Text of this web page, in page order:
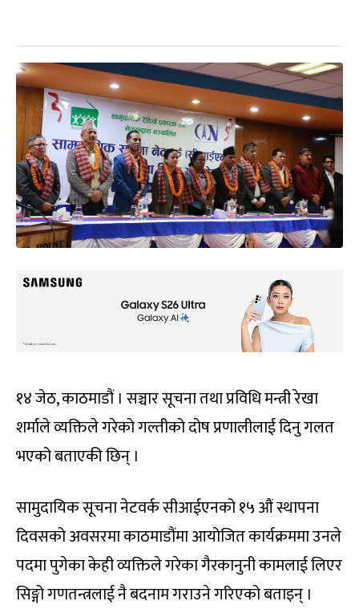
१४ जेठ, काठमाडौं । सञ्चार सूचना तथा प्रविधि मन्त्री रेखा
शर्माले व्यक्तिले गरेको गल्तीको दोष प्रणालीलाई दिनु गलत
भएको बताएकी छिन् ।
सामुदायिक सूचना नेटवर्क सीआईएनको १५ औं स्थापना
दिवसको अवसरमा काठमाडौंमा आयोजित कार्यक्रममा उनले
पदमा पुगेका केही व्यक्तिले गरेका गैरकानुनी कामलाई लिएर
सिङ्गो गणतन्त्रलाई नै बदनाम गराउने गरिएको बताइन् ।